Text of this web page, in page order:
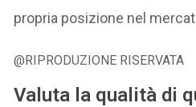
propria posizione nel
@RIPRODUZIONE RISERVATA
Valuta la qualità di